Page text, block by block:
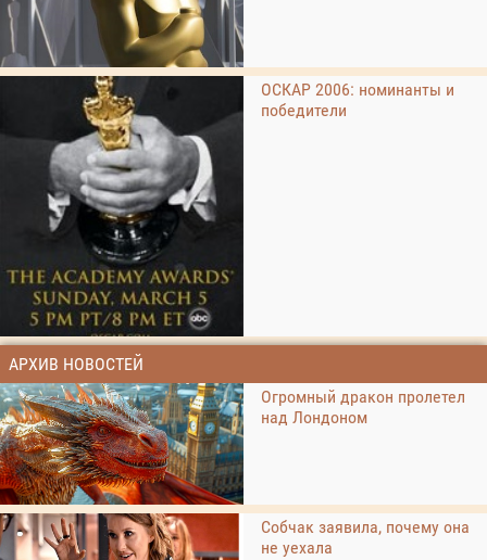
ОСКАР 2006: номинанты и
победители
АРХИВ НОВОСТЕЙ
Огромный дракон пролетел
над Лондоном
Собчак заявила, почему она
не уехала